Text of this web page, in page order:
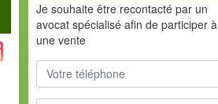
Je souhaite être recontacté par un
avocat spécialisé afin de participer à
une vente